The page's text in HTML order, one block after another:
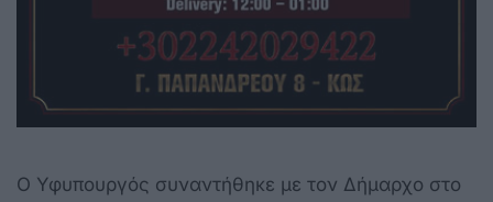
Ο Υφυπουργός συναντήθηκε με τον Δήμαρχο στο